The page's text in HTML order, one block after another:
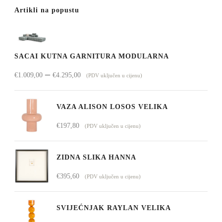
Artikli na popustu
SACAI KUTNA GARNITURA MODULARNA
€1.009,00 – €4.295,00Raspon
cijena:
od
(PDV uključen u cijenu)
VAZA ALISON LOSOS VELIKA
€197,80 (PDV uključen u cijenu)
ZIDNA SLIKA HANNA
€395,60 (PDV uključen u cijenu)
SVIJEĆNJAK RAYLAN VELIKA